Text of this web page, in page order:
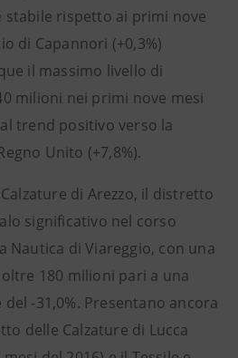
stabile rispetto ai primi nove
di Capannori (+0,3%)
il massimo livello di
milioni nei primi nove mesi
trend positivo verso la
Unito (+7,8%).
di Arezzo, il distretto
significativo nel corso
Nautica di Viareggio, con una
180 milioni pari a una
-31,0%. Presentano ancora
delle Calzature di Lucca